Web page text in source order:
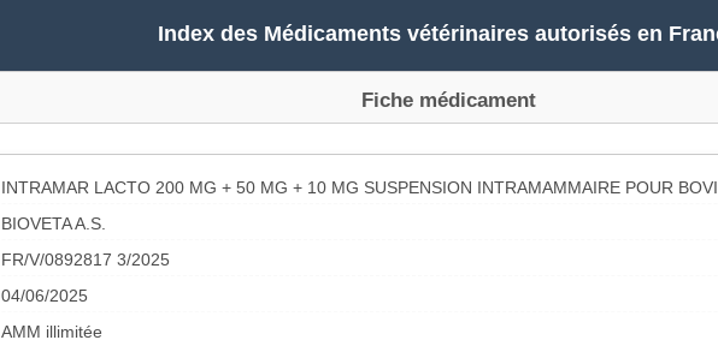
Index des Médicaments vétérinaires autorisés en
Fiche médicament
INTRAMAR LACTO 200 MG + 50 MG + 10 MG SUSPENSION INTRAMAMMAIRE POUR
BIOVETA A.S.
FR/V/0892817 3/2025
04/06/2025
AMM illimitée